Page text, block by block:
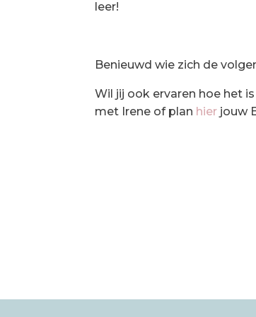
leer!
Benieuwd wie zich de
Wil jij ook ervaren hoe het
met Irene of plan hier jouw